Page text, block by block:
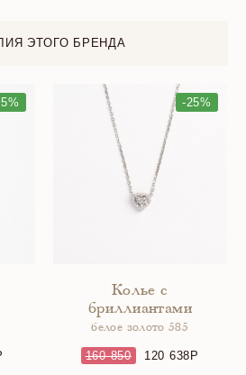
ЭТОГО БРЕНДА
-25%
Колье с
бриллиантами
белое золото 585
160 850 120 638